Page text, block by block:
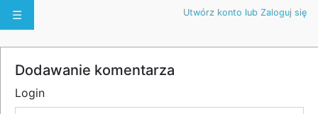
☰ Utwórz konto lub Zaloguj się
Dodawanie komentarza
Login